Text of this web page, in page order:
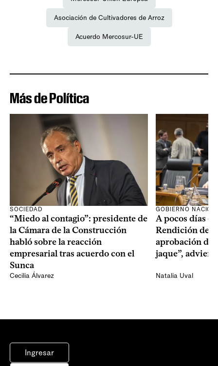
Asociación de Cultivadores de Arroz
Acuerdo Mercosur-UE
Más de Política
SOCIEDAD
“Miedo al contagio”: presidente de
la Cámara de la Construcción
habló sobre la reacción
empresarial tras acuerdo con el
Sunca
Cecilia Álvarez
GOBIERNO
A pocos días
Rendición de
aprobación del
jaque”,
Natalia Uval
Ingresar